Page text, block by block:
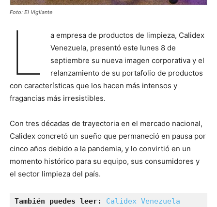
Foto: El Vigilante
L
a empresa de productos de limpieza, Calidex
Venezuela, presentó este lunes 8 de
septiembre su nueva imagen corporativa y el
relanzamiento de su portafolio de productos
con características que los hacen más intensos y
fragancias más irresistibles.
Con tres décadas de trayectoria en el mercado nacional,
Calidex concretó un sueño que permaneció en pausa por
cinco años debido a la pandemia, y lo convirtió en un
momento histórico para su equipo, sus consumidores y
el sector limpieza del país.
También puedes leer:
Calidex Venezuela